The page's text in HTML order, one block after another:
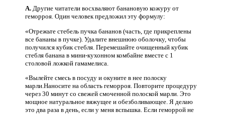
A. Другие читатели восхваляют банановую кожуру от
геморроя. Один человек предложил эту формулу:
«Отрежьте стебель пучка бананов (часть, где прикреплены
все бананы в пучке). Удалите внешнюю оболочку, чтобы
получился кубик стебля. Перемешайте очищенный кубик
стебля банана в мини-кухонном комбайне вместе с 1
столовой ложкой гамамелиса.
«Вылейте смесь в посуду и окуните в нее полоску
марли.Наносите на область геморроя. Повторите процедуру
через 30 минут со свежей смоченной полоской марли. Это
мощное натуральное вяжущее и обезболивающее. Я делаю
это два раза в день, если у меня вспышка. Если геморрой не